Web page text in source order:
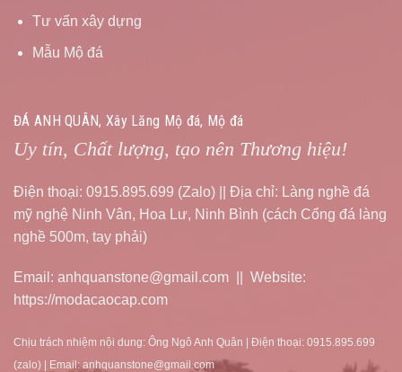
Tư vấn xây dựng
Mẫu Mộ đá
ĐÁ ANH QUÂN, Xây Lăng Mộ đá, Mộ đá
Uy tín, Chất lượng, tạo nên Thương hiệu!
Điện thoại: 0915.895.699 (Zalo) || Địa chỉ: Làng nghề đá
mỹ nghệ Ninh Vân, Hoa Lư, Ninh Bình (cách Cổng đá làng
nghề 500m, tay phải)
Email: anhquanstone@gmail.com || Website:
https://modacaocap.com
Chịu trách nhiệm nội dung: Ông Ngô Anh Quân | Điện thoại: 0915.895.699
(zalo) | Email: anhquanstone@gmail.com